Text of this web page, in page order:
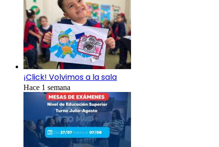
¡Click! Volvimos a la sala
Hace 1 semana